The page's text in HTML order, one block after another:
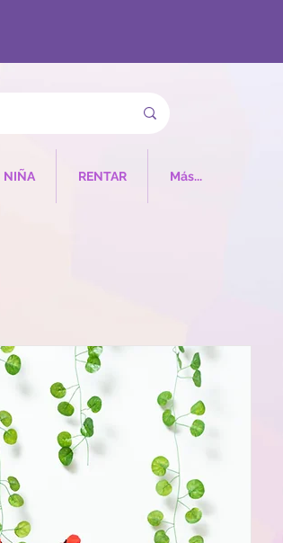
NIÑA RENTAR Más...